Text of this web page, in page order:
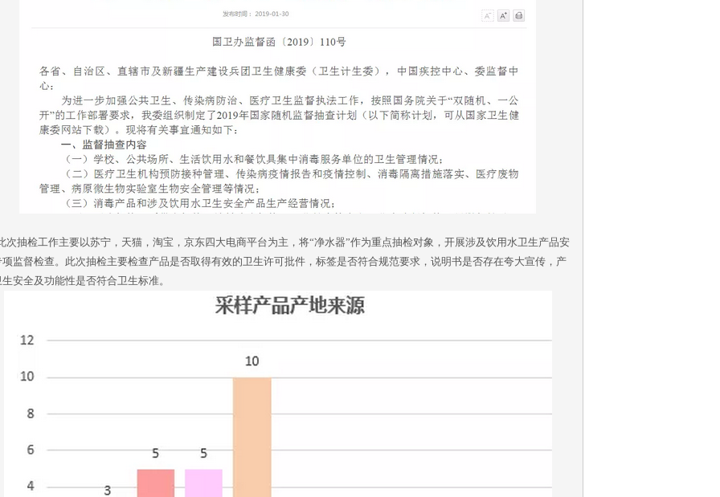
抽检工作主要以苏宁，天猫，淘宝，京东四大电商平台为主，将“净水器”作为重点抽检对象，开展涉及饮用水卫生产品安
项监督检查。此次抽检主要检查产品是否取得有效的卫生许可批件，标签是否符合规范要求，说明书是否存在夸大宣传，产
安全及功能性是否符合卫生标准。